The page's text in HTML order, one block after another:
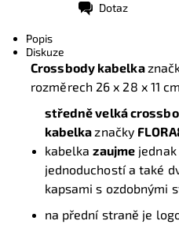
Dotaz
Popis
Diskuze
Crossbody kabelka
rozměrech 26 x 28 x 11
středně velká
kabelkaznačky
kabelkazaujme
jednoduchostí a také
kapsami s ozdobnými
na přední straně je